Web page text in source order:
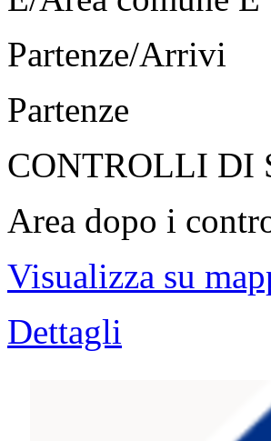
Partenze/Arrivi
Partenze
CONTROLLI DI
Area dopo i
Visualizza su
Dettagli